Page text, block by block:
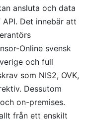
ansluta och data
Det innebär att
Online svensk
och full
som NIS2, OVK,
Dessutom
on-premises.
från ett enskilt